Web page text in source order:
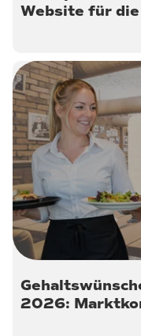
Website für die
30. April 2026
2026: